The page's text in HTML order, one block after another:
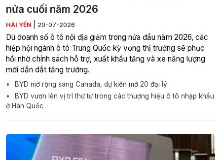
nửa cuối năm 2026
HẢI YẾN 20-07-2026
Dù doanh số ô tô nội địa giảm trong nửa đầu năm 2026, các
hiệp hội ngành ô tô Trung Quốc kỳ vọng thị trường sẽ phục
hồi nhờ chính sách hỗ trợ, xuất khẩu tăng và xe năng lượng
mới dẫn dắt tăng trưởng.
BYD mở rộng sang Canada, dự kiến mở 20 đại lý
BYD vươn lên vị trí thứ tư trong các thương hiệu ô tô nhập khẩu
ở Hàn Quốc